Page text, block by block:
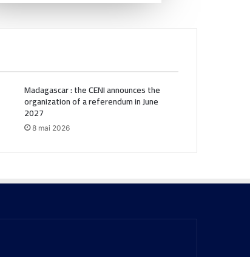
Madagascar : the CENI announces the
organization of a referendum in June
2027
8 mai 2026